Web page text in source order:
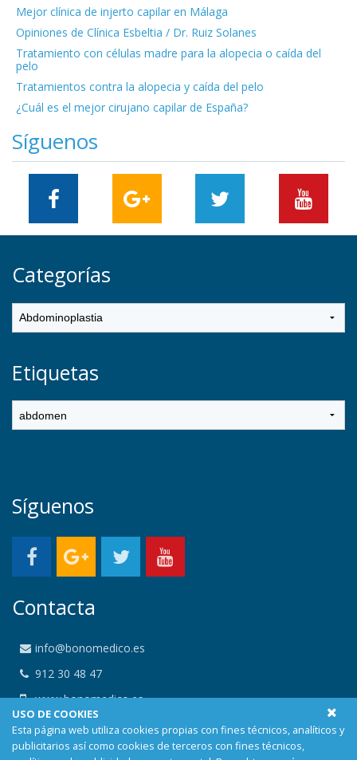
Mejor clínica de injerto capilar en Málaga
Opiniones de Clínica Esbeltia / Dr. Ruiz Solanes
Tratamiento con células madre para la alopecia o caída del
pelo
Tratamientos contra la alopecia y caída del pelo
¿Cuál es el mejor cirujano capilar de España?
Síguenos
Categorías
Etiquetas
Síguenos
Contacta
info@bonomedico.es
912 30 48 47
www.bonomedico.es
Calle Alemania 23, 29001 Malaga, Málaga
USO DE COOKIES
Esta página web utiliza cookies propias con fines técnicos, analíticos y
publicitarios así como cookies de terceros con fines técnicos,